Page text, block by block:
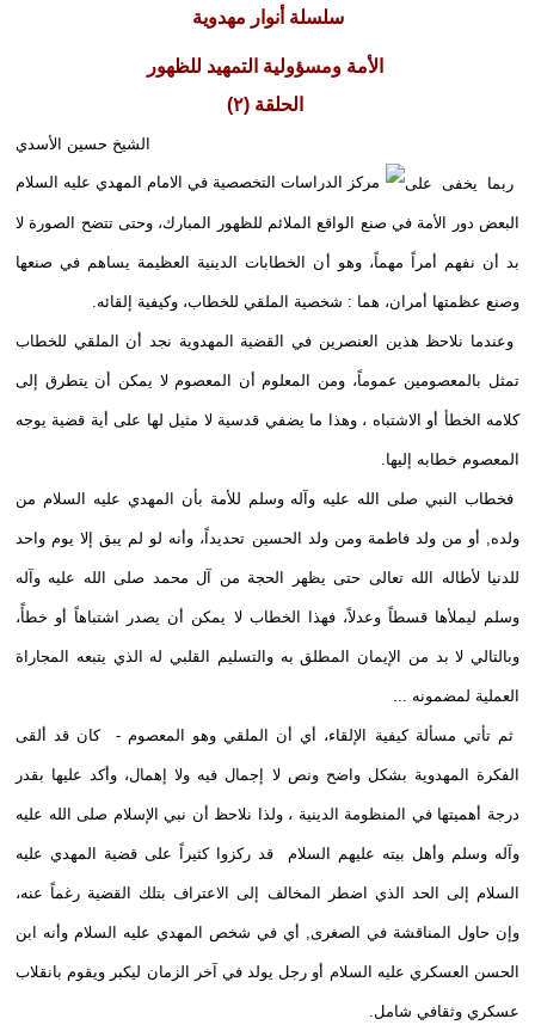
سلسلة أنوار مهدوية
الأمة ومسؤولية التمهيد للظهور
الحلقة (٢)
الشيخ حسين الأسدي
ربما يخفى على
البعض دور الأمة في صنع الواقع الملائم للظهور المبارك، وحتى تتضح الصورة لا
بد أن نفهم أمراً مهماً، وهو أن الخطابات الدينية العظيمة يساهم في صنعها
وصنع عظمتها أمران، هما : شخصية الملقي للخطاب، وكيفية إلقائه.
وعندما نلاحظ هذين العنصرين في القضية المهدوية نجد أن الملقي للخطاب
تمثل بالمعصومين عموماً، ومن المعلوم أن المعصوم لا يمكن أن يتطرق إلى
كلامه الخطأ أو الاشتباه ، وهذا ما يضفي قدسية لا مثيل لها على أية قضية يوجه
المعصوم خطابه إليها.
فخطاب النبي صلى الله عليه وآله وسلم للأمة بأن المهدي عليه السلام من
ولده, أو من ولد فاطمة ومن ولد الحسين تحديداً، وأنه لو لم يبق إلا يوم واحد
للدنيا لأطاله الله تعالى حتى يظهر الحجة من آل محمد صلى الله عليه وآله
وسلم ليملأها قسطاً وعدلاً، فهذا الخطاب لا يمكن أن يصدر اشتباهاً أو خطأً،
وبالتالي لا بد من الإيمان المطلق به والتسليم القلبي له الذي يتبعه المجاراة
العملية لمضمونه ...
ثم تأتي مسألة كيفية الإلقاء، أي أن الملقي وهو المعصوم - كان قد ألقى
الفكرة المهدوية بشكل واضح ونص لا إجمال فيه ولا إهمال، وأكد عليها بقدر
درجة أهميتها في المنظومة الدينية ، ولذا نلاحظ أن نبي الإسلام صلى الله عليه
وآله وسلم وأهل بيته عليهم السلام قد ركزوا كثيراً على قضية المهدي عليه
السلام إلى الحد الذي اضطر المخالف إلى الاعتراف بتلك القضية رغماً عنه،
وإن حاول المناقشة في الصغرى, أي في شخص المهدي عليه السلام وأنه ابن
الحسن العسكري عليه السلام أو رجل يولد في آخر الزمان ليكبر ويقوم بانقلاب
عسكري وثقافي شامل.